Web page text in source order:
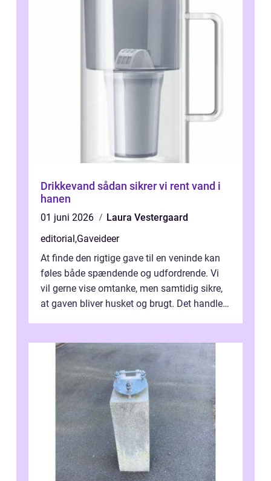
Drikkevand sådan sikrer vi rent vand i
hanen
01 juni 2026
Laura Vestergaard
editorial,Gaveideer
At finde den rigtige gave til en veninde kan
føles både spændende og udfordrende. Vi
vil gerne vise omtanke, men samtidig sikre,
at gaven bliver husket og brugt. Det handler